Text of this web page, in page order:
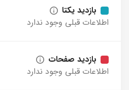
بازدید یکتا
اطلاعات قبلی وجود ندارد
بازدید صفحات
اطلاعات قبلی وجود ندارد